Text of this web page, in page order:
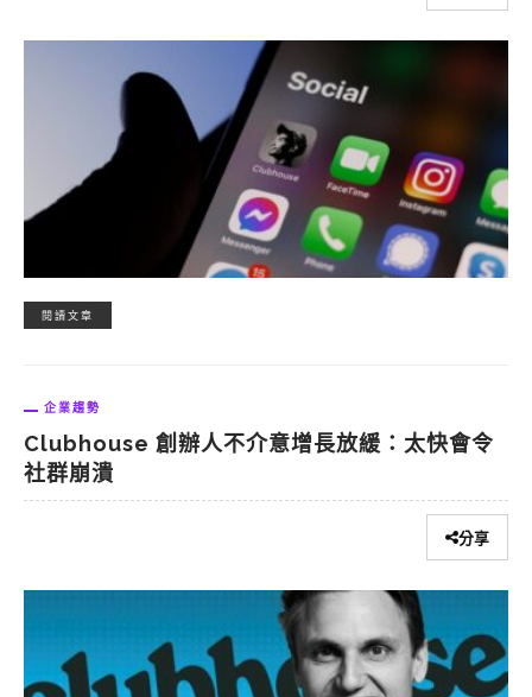
閱讀文章
企業趨勢
Clubhouse 創辦人不介意增長放緩：太快會令
社群崩潰
分享